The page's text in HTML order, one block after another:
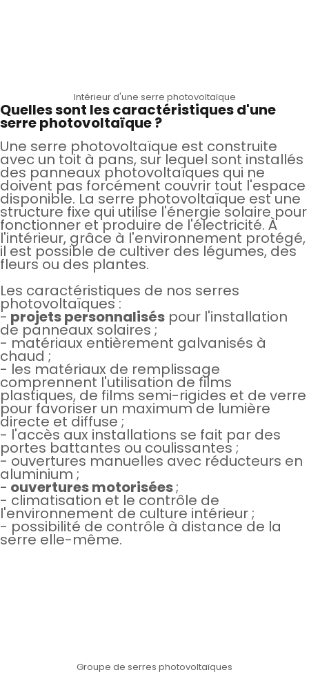
Intérieur d'une serre photovoltaïque
Quelles sont les caractéristiques d'une
serre photovoltaïque ?
Une serre photovoltaïque est construite
avec un toit à pans, sur lequel sont installés
des panneaux photovoltaïques qui ne
doivent pas forcément couvrir tout l'espace
disponible. La serre photovoltaïque est une
structure fixe qui utilise l'énergie solaire pour
fonctionner et produire de l'électricité. À
l'intérieur, grâce à l'environnement protégé,
il est possible de cultiver des légumes, des
fleurs ou des plantes.
Les caractéristiques de nos serres
photovoltaïques :
- projets personnalisés pour l'installation
de panneaux solaires ;
- matériaux entièrement galvanisés à
chaud ;
- les matériaux de remplissage
comprennent l'utilisation de films
plastiques, de films semi-rigides et de verre
pour favoriser un maximum de lumière
directe et diffuse ;
- l'accès aux installations se fait par des
portes battantes ou coulissantes ;
- ouvertures manuelles avec réducteurs en
aluminium ;
- ouvertures motorisées;
- climatisation et le contrôle de
l'environnement de culture intérieur ;
- possibilité de contrôle à distance de la
serre elle-même.
Groupe de serres photovoltaïques